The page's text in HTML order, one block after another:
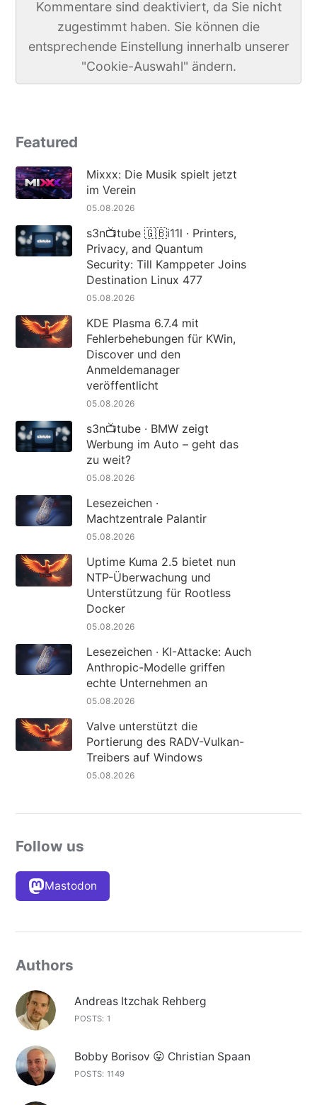
Kommentare sind deaktiviert, da Sie nicht
zugestimmt haben. Sie können die
entsprechende Einstellung innerhalb unserer
"Cookie-Auswahl" ändern.
Featured
Mixxx: Die Musik spielt jetzt
im Verein
05.08.2026
s3n📺tube 🇬🇧i11l · Printers,
Privacy, and Quantum
Security: Till Kamppeter Joins
Destination Linux 477
05.08.2026
KDE Plasma 6.7.4 mit
Fehlerbehebungen für KWin,
Discover und den
Anmeldemanager
veröffentlicht
05.08.2026
s3n📺tube · BMW zeigt
Werbung im Auto – geht das
zu weit?
05.08.2026
Lesezeichen ·
Machtzentrale Palantir
05.08.2026
Uptime Kuma 2.5 bietet nun
NTP-Überwachung und
Unterstützung für Rootless
Docker
05.08.2026
Lesezeichen · KI-Attacke: Auch
Anthropic-Modelle griffen
echte Unternehmen an
05.08.2026
Valve unterstützt die
Portierung des RADV-Vulkan-
Treibers auf Windows
05.08.2026
Follow us
Mastodon
Authors
Andreas Itzchak Rehberg
POSTS: 1
Bobby Borisov 😛 Christian Spaan
POSTS: 1149